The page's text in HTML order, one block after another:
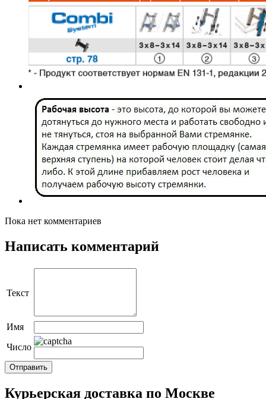
Пока нет комментариев
Написать комментарий
Текст
Имя
Число
Курьерская доставка по Москве